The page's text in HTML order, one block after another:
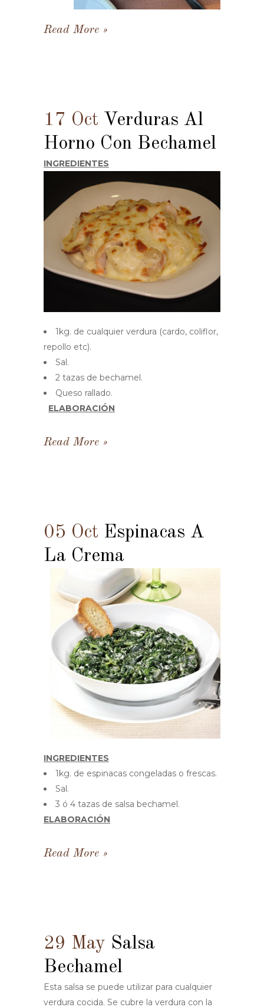
Read More
17 Oct Verduras Al
Horno Con Bechamel
INGREDIENTES
1kg. de cualquier verdura (cardo, coliflor,
repollo etc).
Sal.
2 tazas de bechamel.
Queso rallado.
ELABORACIÓN
Read More
05 Oct Espinacas A
La Crema
INGREDIENTES
1kg. de espinacas congeladas o frescas.
Sal.
3 ó 4 tazas de salsa bechamel.
ELABORACIÓN
Read More
29 May Salsa
Bechamel
Esta salsa se puede utilizar para cualquier
verdura cocida. Se cubre la verdura con la